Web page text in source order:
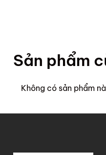
Sản phẩm
Không có sản phẩm